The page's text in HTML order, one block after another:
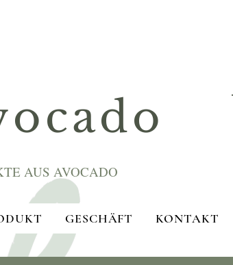
AUS AVOCADO
GESCHÄFT KONTAKT